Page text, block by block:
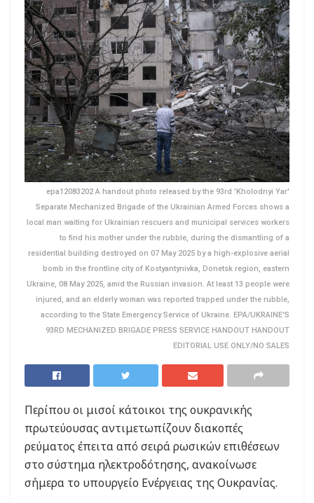
epa12083202 A handout photo released by the 93rd 'Kholodnyi Yar'
Separate Mechanized Brigade of the Ukrainian Armed Forces shows a
local man waiting for Ukrainian rescuers and municipal services workers
to find his mother under the rubble, during the dismantling of a
residential building destroyed on 07 May 2025 by a high-explosive aerial
bomb in the frontline city of Kostyantynivka, Donetsk region, eastern
Ukraine, 08 May 2025, amid the Russian invasion. At least 13 people were
injured, and an elderly woman was reported trapped under the rubble,
according to the State Emergency Service of Ukraine. EPA/UKRAINE'S
93RD MECHANIZED BRIGADE PRESS SERVICE HANDOUT HANDOUT
EDITORIAL USE ONLY/NO SALES
Περίπου οι μισοί κάτοικοι της ουκρανικής
πρωτεύουσας αντιμετωπίζουν διακοπές
ρεύματος έπειτα από σειρά ρωσικών επιθέσεων
στο σύστημα ηλεκτροδότησης, ανακοίνωσε
σήμερα το υπουργείο Ενέργειας της Ουκρανίας.